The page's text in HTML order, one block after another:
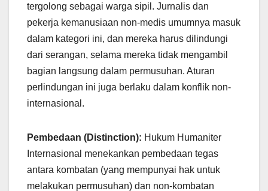
tergolong sebagai warga sipil. Jurnalis dan
pekerja kemanusiaan non-medis umumnya masuk
dalam kategori ini, dan mereka harus dilindungi
dari serangan, selama mereka tidak mengambil
bagian langsung dalam permusuhan. Aturan
perlindungan ini juga berlaku dalam konflik non-
internasional.
Pembedaan (Distinction): Hukum Humaniter
Internasional menekankan pembedaan tegas
antara kombatan (yang mempunyai hak untuk
melakukan permusuhan) dan non-kombatan